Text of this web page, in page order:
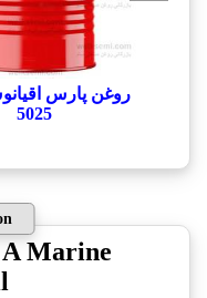
5025
A Marine